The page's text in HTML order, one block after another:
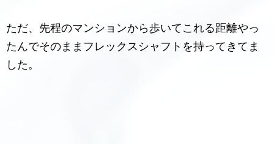
ただ、先程のマンションから歩いてこれる距離やっ
たんでそのままフレックスシャフトを持ってきてま
した。